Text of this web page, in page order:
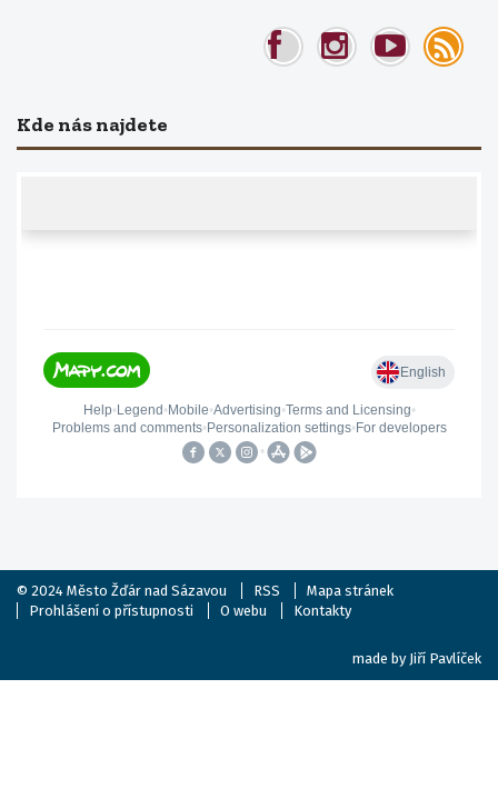
Kde nás najdete
© 2024 Město Žďár nad Sázavou RSS
Mapa stránek
Prohlášení o přístupnosti
O webu Kontakty
made by Jiří Pavlíček